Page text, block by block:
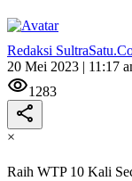
Redaksi
20 Mei 2023 | 11:17
1283
×
Raih WTP 10 Kali